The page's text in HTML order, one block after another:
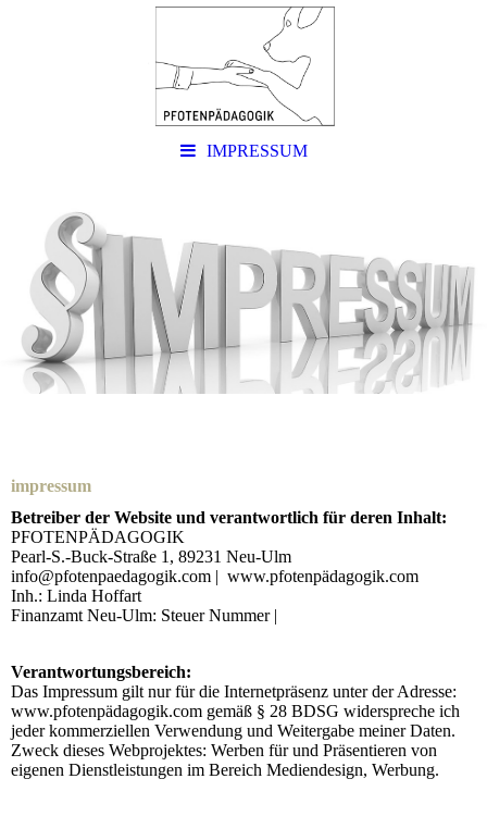
IMPRESSUM
impressum
Betreiber der Website und verantwortlich für deren Inhalt:
PFOTENPÄDAGOGIK
Pearl-S.-Buck-Straße 1, 89231 Neu-Ulm
info@pfotenpaedagogik.com | www.pfotenpädagogik.com
Inh.: Linda Hoffart
Finanzamt Neu-Ulm: Steuer Nummer |
Verantwortungsbereich:
Das Impressum gilt nur für die Internetpräsenz unter der Adresse:
www.pfotenpädagogik.com gemäß § 28 BDSG widerspreche ich
jeder kommerziellen Verwendung und Weitergabe meiner Daten.
Zweck dieses Webprojektes: Werben für und Präsentieren von
eigenen Dienstleistungen im Bereich Mediendesign, Werbung.